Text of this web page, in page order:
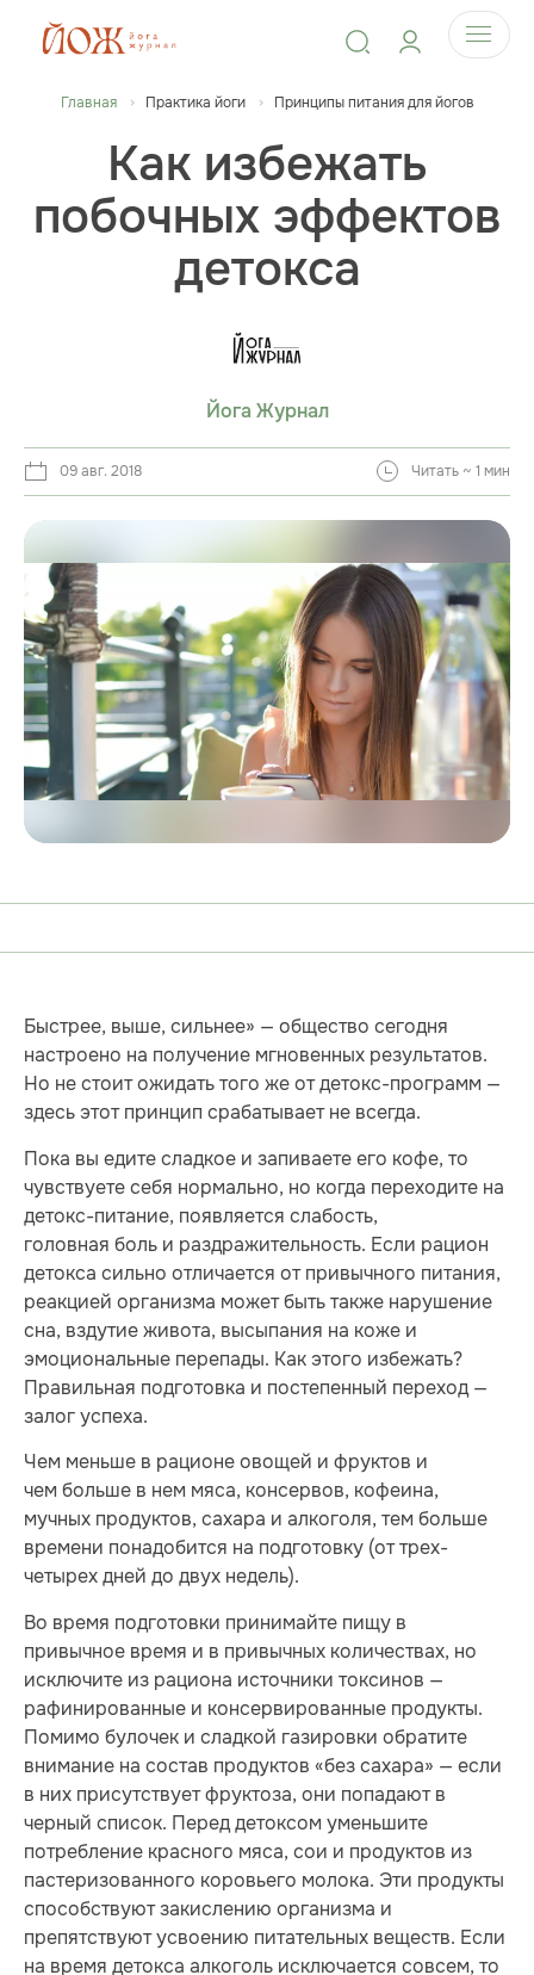
Главная Практика йоги Принципы питания для йогов
Как избежать
побочных эффектов
детокса
Йога Журнал
09 авг. 2018 Читать ~ 1 мин
Быстрее, выше, сильнее» — общество сегодня
настроено на получение мгновенных результатов.
Но не стоит ожидать того же от детокс-программ —
здесь этот принцип срабатывает не всегда.
Пока вы едите сладкое и запиваете его кофе, то
чувствуете себя нормально, но когда переходите на
детокс-питание, появляется слабость,
головная боль и раздражительность. Если рацион
детокса сильно отличается от привычного питания,
реакцией организма может быть также нарушение
сна, вздутие живота, высыпания на коже и
эмоциональные перепады. Как этого избежать?
Правильная подготовка и постепенный переход —
залог успеха.
Чем меньше в рационе овощей и фруктов и
чем больше в нем мяса, консервов, кофеина,
мучных продуктов, сахара и алкоголя, тем больше
времени понадобится на подготовку (от трех-
четырех дней до двух недель).
Во время подготовки принимайте пищу в
привычное время и в привычных количествах, но
исключите из рациона источники токсинов —
рафинированные и консервированные продукты.
Помимо булочек и сладкой газировки обратите
внимание на состав продуктов «без сахара» — если
в них присутствует фруктоза, они попадают в
черный список. Перед детоксом уменьшите
потребление красного мяса, сои и продуктов из
пастеризованного коровьего молока. Эти продукты
способствуют закислению организма и
препятствуют усвоению питательных веществ. Если
на время детокса алкоголь исключается совсем, то